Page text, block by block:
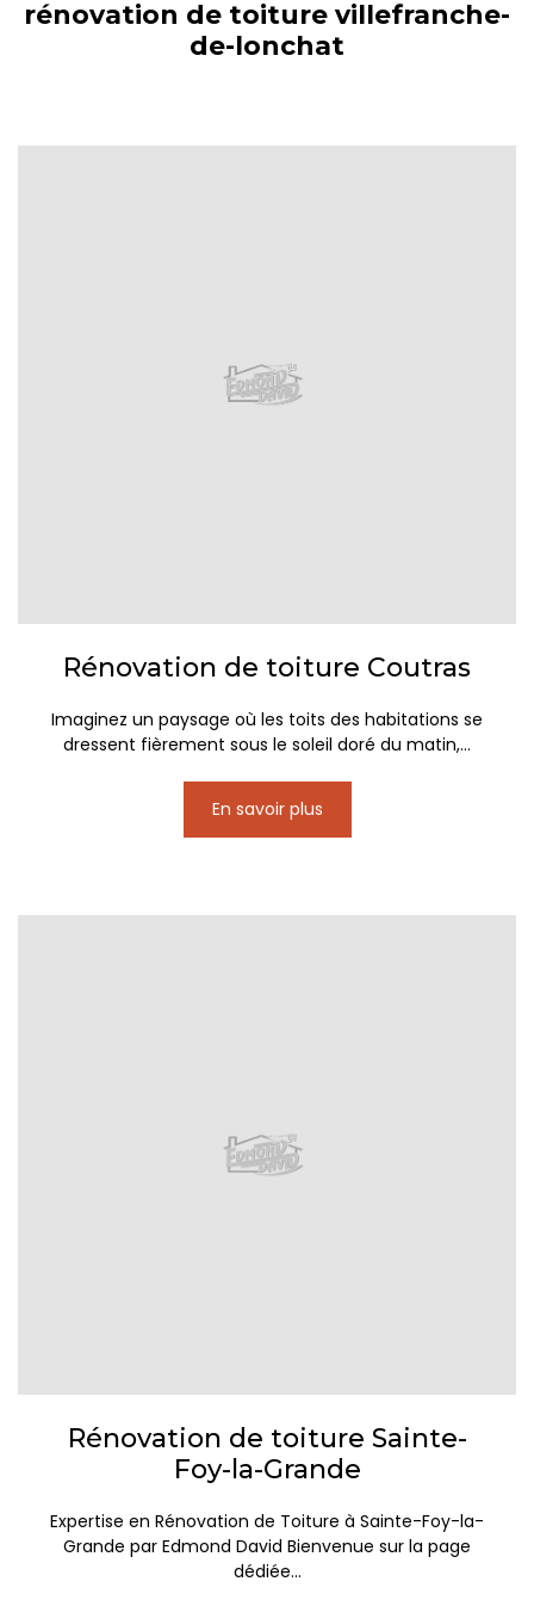
rénovation de toiture villefranche-
de-lonchat
Rénovation de toiture Coutras
Imaginez un paysage où les toits des habitations se
dressent fièrement sous le soleil doré du matin,...
En savoir plus
Rénovation de toiture Sainte-
Foy-la-Grande
Expertise en Rénovation de Toiture à Sainte-Foy-la-
Grande par Edmond David Bienvenue sur la page
dédiée...